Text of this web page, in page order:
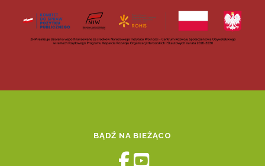
BĄDŹ NA BIEŻĄCO